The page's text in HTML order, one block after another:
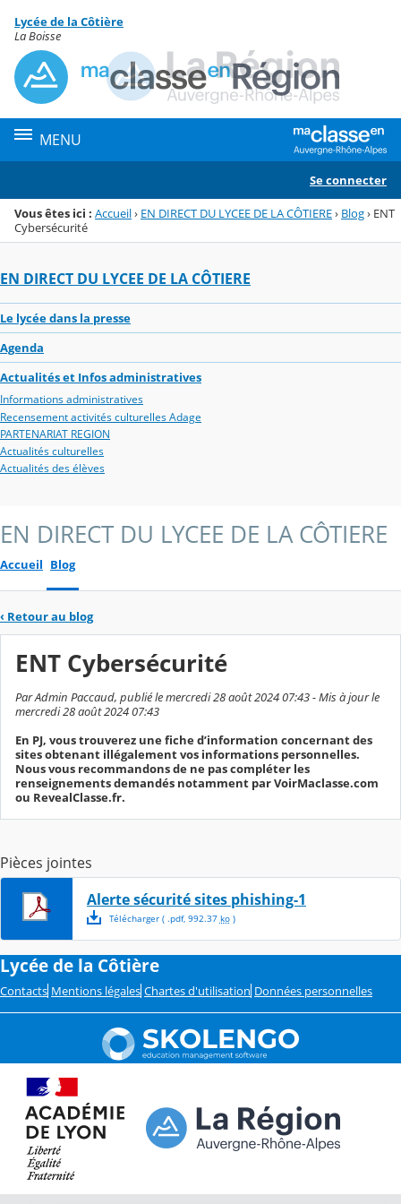
Menu de la rubrique
Contenu
Lycée de la Côtière
La Boisse
MENU
Se connecter
Vous êtes ici : Accueil› EN DIRECT DU LYCEE DE LA CÔTIERE› Blog› ENT
Cybersécurité
EN DIRECT DU LYCEE DE LA CÔTIERE
Le lycée dans la presse
Agenda
Actualités et Infos administratives
Informations administratives
Recensement activités culturelles Adage
PARTENARIAT REGION
Actualités culturelles
Actualités des élèves
EN DIRECT DU LYCEE DE LA CÔTIERE
Accueil Blog
‹ Retour au blog
ENT Cybersécurité
Par Admin Paccaud, publié le mercredi 28 août 2024 07:43 - Mis à jour le
mercredi 28 août 2024 07:43
En PJ, vous trouverez une fiche d’information concernant des
sites obtenant illégalement vos informations personnelles.
Nous vous recommandons de ne pas compléter les
renseignements demandés notamment par VoirMaclasse.com
ou RevealClasse.fr.
Pièces jointes
Alerte sécurité sites phishing-1
Télécharger( .pdf, 992.37 ko)
Lycée de la Côtière
Contacts Mentions légales Chartes d'utilisation Données personnelles